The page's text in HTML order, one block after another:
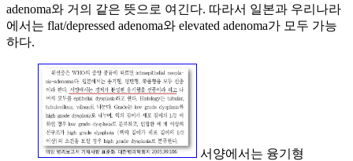
adenoma와 거의 같은 뜻으로 여긴다. 따라서 일본과 우리나라
에서는 flat/depressed adenoma와 elevated adenoma가 모두 가능
하다.
서양에서는 융기형